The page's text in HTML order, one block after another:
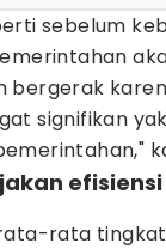
sebelum
bergerak
signifikan
rata